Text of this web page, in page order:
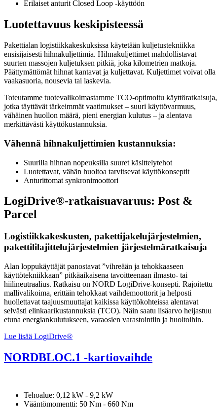
Erilaiset anturit Closed Loop -käyttöön
Luotettavuus keskipisteessä
Pakettialan logistiikkakeskuksissa käytetään kuljetustekniikka
ensisijaisesti hihnakuljettimia. Hihnakuljettimet mahdollistavat
suurten massojen kuljetuksen pitkiä, joka kilometrien matkoja.
Päättymättömät hihnat kantavat ja kuljettavat. Kuljettimet voivat olla
vaakasuoria, nousevia tai laskevia.
Toteutamme tuotevalikoimastamme TCO-optimoitu käyttöratkaisuja,
jotka täyttävät tärkeimmät vaatimukset – suuri käyttövarmuus,
vähäinen huollon määrä, pieni energian kulutus – ja alentava
merkittävästi käyttökustannuksia.
Vähennä hihnakuljettimien kustannuksia:
Suurilla hihnan nopeuksilla suuret käsittelytehot
Luotettavat, vähän huoltoa tarvitsevat käyttökonseptit
Anturittomat synkronimoottori
LogiDrive®-ratkaisuavaruus: Post &
Parcel
Logistiikkakeskusten, pakettijakelujärjestelmien,
pakettililajittelujärjestelmien järjestelmäratkaisuja
Alan loppukäyttäjät panostavat ”vihreään ja tehokkaaseen
käyttötekniikkaan” pitkäaikaisena tavoitteenaan ilmasto- tai
hiilineutraalius. Ratkaisu on NORD LogiDrive-konsepti. Rajoitettu
mallivalikoima, erittäin tehokkaat vaihdemoottorit ja helposti
huollettavat taajuusmuuttajat kaikissa käyttökohteissa alentavat
selvästi elinkaarikustannuksia (TCO). Näin saatu lisäarvo heijastuu
etuna energiankulutukseen, varaosien varastointiin ja huoltoihin.
Lue lisää LogiDrive®
NORDBLOC.1 -kartiovaihde
Tehoalue: 0,12 kW - 9,2 kW
Vääntömomentti: 50 Nm - 660 Nm